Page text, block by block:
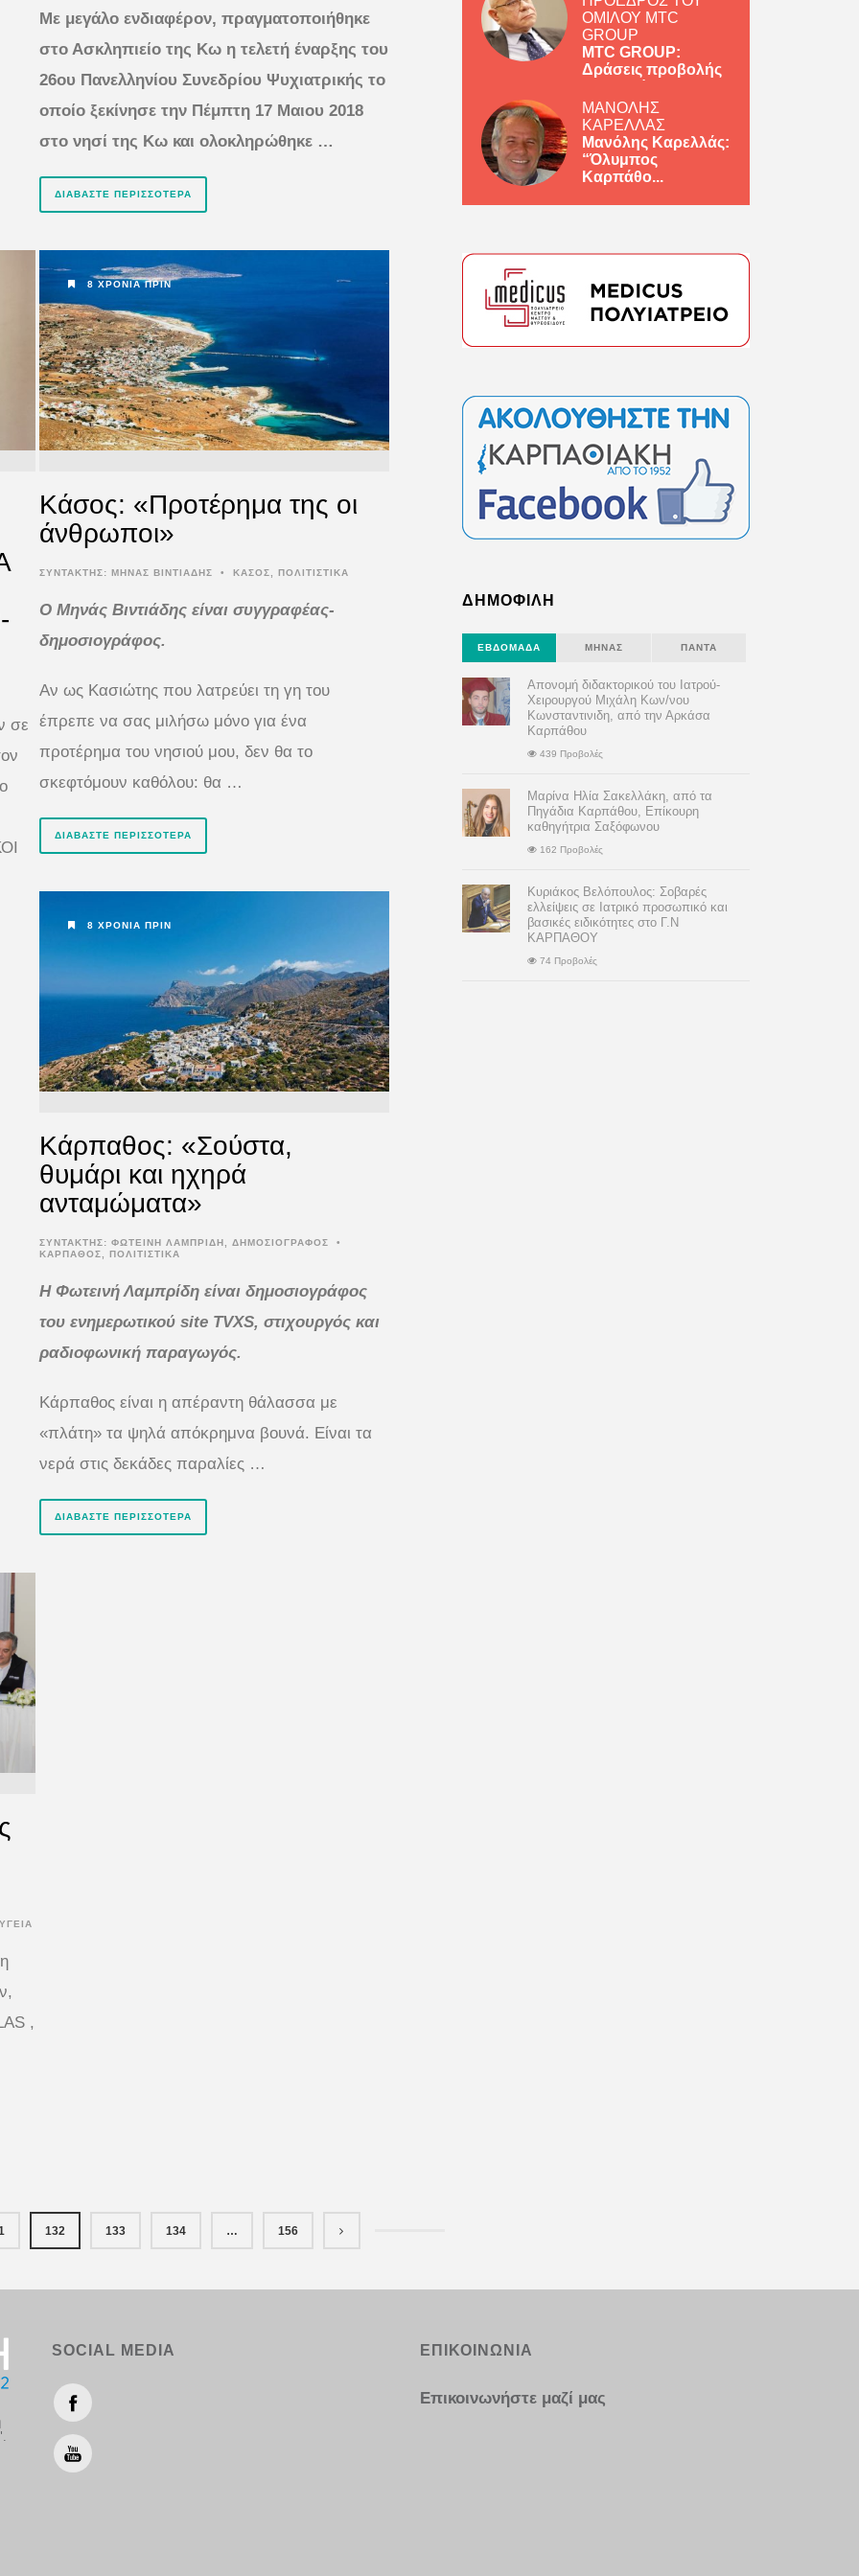
Με μεγάλο ενδιαφέρον, πραγματοποιήθηκε
στο Ασκληπιείο της Κω η τελετή έναρξης του
26ου Πανελληνίου Συνεδρίου Ψυχιατρικής το
οποίο ξεκίνησε την Πέμπτη 17 Μαιου 2018
στο νησί της Κω και ολοκληρώθηκε …
ΔΙΑΒΆΣΤΕ ΠΕΡΙΣΣΌΤΕΡΑ
σε
8 ΧΡΌΝΙΑ ΠΡΙΝ
Κάσος: «Προτέρημα της οι
άνθρωποι»
ΣΥΝΤΆΚΤΗΣ: ΜΗΝΑΣ ΒΙΝΤΙΑΔΗΣ • ΚΑΣΟΣ ΠΟΛΙΤΙΣΤΙΚΑ
Ο Μηνάς Βιντιάδης είναι συγγραφέας-
δημοσιογράφος.
Αν ως Κασιώτης που λατρεύει τη γη του
έπρεπε να σας μιλήσω μόνο για ένα
προτέρημα του νησιού μου, δεν θα το
σκεφτόμουν καθόλου: θα …
ΔΙΑΒΆΣΤΕ ΠΕΡΙΣΣΌΤΕΡΑ
8 ΧΡΌΝΙΑ ΠΡΙΝ
Κάρπαθος: «Σούστα,
θυμάρι και ηχηρά
ανταμώματα»
ΣΥΝΤΆΚΤΗΣ: ΦΩΤΕΙΝΗ ΛΑΜΠΡΙΔΗ, ΔΗΜΟΣΙΟΓΡΑΦΟΣ
•
ΚΑΡΠΑΘΟΣ
ΠΟΛΙΤΙΣΤΙΚΑ
H Φωτεινή Λαμπρίδη είναι δημοσιογράφος
του ενημερωτικού site TVXS, στιχουργός και
ραδιοφωνική παραγωγός.
Κάρπαθος είναι η απέραντη θάλασσα με
«πλάτη» τα ψηλά απόκρημνα βουνά. Είναι τα
νερά στις δεκάδες παραλίες …
ΔΙΑΒΆΣΤΕ ΠΕΡΙΣΣΌΤΕΡΑ
ΥΓΕΙΑ
,
132 133 134 … 156
ΟΜΙΛΟΥ MTC
GROUP
MTC GROUP:
Δράσεις προβολής
ΜΑΝΟΛΗΣ
ΚΑΡΕΛΛΑΣ
Μανόλης Καρελλάς:
“Όλυμπος
Καρπάθο...
ΔΗΜΟΦΙΛΗ
ΕΒΔΟΜΆΔΑ ΜΉΝΑΣ ΠΆΝΤΑ
Απονομή διδακτορικού του Ιατρού-
Χειρουργού Μιχάλη Κων/νου
Κωνσταντινιδη, από την Αρκάσα
Καρπάθου
439 Προβολές
Μαρίνα Ηλία Σακελλάκη, από τα
Πηγάδια Καρπάθου, Επίκουρη
καθηγήτρια Σαξόφωνου
162 Προβολές
Κυριάκος Βελόπουλος: Σοβαρές
ελλείψεις σε Ιατρικό προσωπικό και
βασικές ειδικότητες στο Γ.Ν
ΚΑΡΠΑΘΟΥ
74 Προβολές
SOCIAL MEDIA ΕΠΙΚΟΙΝΩΝΙΑ
Επικοινωνήστε μαζί μας